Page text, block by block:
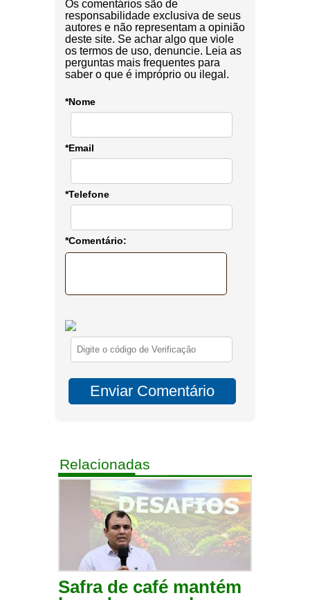
Os comentários são de
responsabilidade exclusiva de seus
autores e não representam a opinião
deste site. Se achar algo que viole
os termos de uso, denuncie. Leia as
perguntas mais frequentes para
saber o que é impróprio ou ilegal.
*Nome
*Email
*Telefone
*Comentário:
Relacionadas
Safra de café mantém